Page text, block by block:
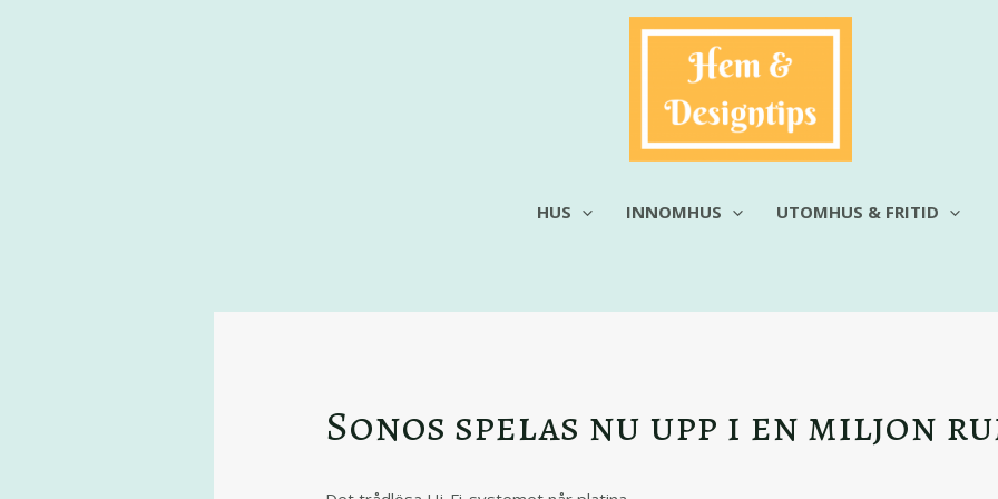
HUS INNOMHUS UTOMHUS & FRITID
Sonos spelas nu upp i en miljon